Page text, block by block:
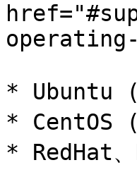
* Ubuntu (
* CentOS
* RedHat